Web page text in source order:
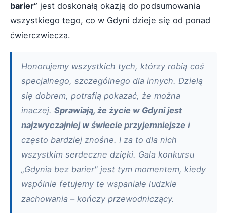
barier” jest doskonałą okazją do podsumowania
wszystkiego tego, co w Gdyni dzieje się od ponad
ćwierczwiecza.
Honorujemy wszystkich tych, którzy robią coś
specjalnego, szczególnego dla innych. Dzielą
się dobrem, potrafią pokazać, że można
inaczej. Sprawiają, że życie w Gdyni jest
najzwyczajniej w świecie przyjemniejsze i
często bardziej znośne. I za to dla nich
wszystkim serdeczne dzięki. Gala konkursu
„Gdynia bez barier" jest tym momentem, kiedy
wspólnie fetujemy te wspaniałe ludzkie
zachowania – kończy przewodniczący.